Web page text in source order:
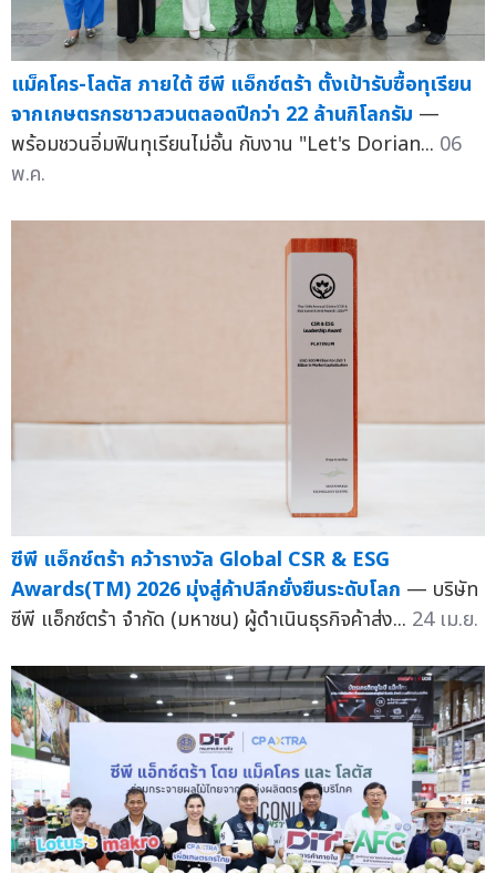
แม็คโคร-โลตัส ภายใต้ ซีพี แอ็กซ์ตร้า ตั้งเป้ารับซื้อทุเรียน
จากเกษตรกรชาวสวนตลอดปีกว่า 22 ล้านกิโลกรัม —
พร้อมชวนอิ่มฟินทุเรียนไม่อั้น กับงาน "Let's Dorian... 06
พ.ค.
ซีพี แอ็กซ์ตร้า คว้ารางวัล Global CSR & ESG
Awards(TM) 2026 มุ่งสู่ค้าปลีกยั่งยืนระดับโลก — บริษัท
ซีพี แอ็กซ์ตร้า จำกัด (มหาชน) ผู้ดำเนินธุรกิจค้าส่ง... 24 เม.ย.